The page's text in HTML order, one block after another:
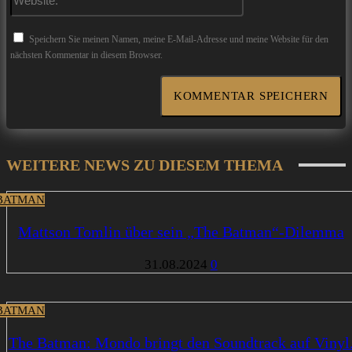
Speichern Sie meinen Namen, meine E-Mail-Adresse und meine Website für den
nächsten Kommentar in diesem Browser.
WEITERE NEWS ZU DIESEM THEMA
Mattson Tomlin über sein „The Batman“-Dilemma
31.08.2024 0
The Batman: Mondo bringt den Soundtrack auf